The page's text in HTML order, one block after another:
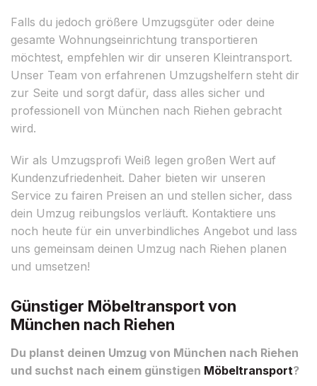
Falls du jedoch größere Umzugsgüter oder deine
gesamte Wohnungseinrichtung transportieren
möchtest, empfehlen wir dir unseren Kleintransport.
Unser Team von erfahrenen Umzugshelfern steht dir
zur Seite und sorgt dafür, dass alles sicher und
professionell von München nach Riehen gebracht
wird.
Wir als Umzugsprofi Weiß legen großen Wert auf
Kundenzufriedenheit. Daher bieten wir unseren
Service zu fairen Preisen an und stellen sicher, dass
dein Umzug reibungslos verläuft. Kontaktiere uns
noch heute für ein unverbindliches Angebot und lass
uns gemeinsam deinen Umzug nach Riehen planen
und umsetzen!
Günstiger Möbeltransport von
München nach Riehen
Du planst deinen Umzug von München nach Riehen
und suchst nach einem günstigen Möbeltransport?